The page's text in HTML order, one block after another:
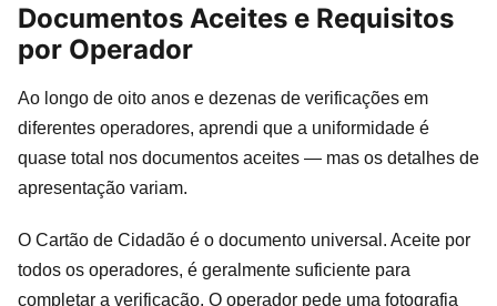
Documentos Aceites e Requisitos
por Operador
Ao longo de oito anos e dezenas de verificações em
diferentes operadores, aprendi que a uniformidade é
quase total nos documentos aceites — mas os detalhes de
apresentação variam.
O Cartão de Cidadão é o documento universal. Aceite por
todos os operadores, é geralmente suficiente para
completar a verificação. O operador pede uma fotografia